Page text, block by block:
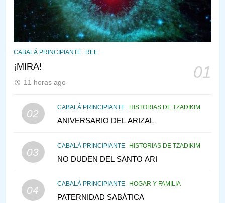
CABALÁ PRINCIPIANTE REE
¡MIRA! 01
11 horas ago
02
CABALÁ PRINCIPIANTE HISTORIAS DE TZADIKIM
ANIVERSARIO DEL ARIZAL
03
CABALÁ PRINCIPIANTE HISTORIAS DE TZADIKIM
NO DUDEN DEL SANTO ARI
04
CABALÁ PRINCIPIANTE HOGAR Y FAMILIA
PATERNIDAD SABÁTICA
JASIDUT NIÑOS
2
CONVERSAR CON LA MUJER
3
Pirkei Avot 3:7 SOLO DIOS
LA LEY JUDIA DE ATRACCIÓN